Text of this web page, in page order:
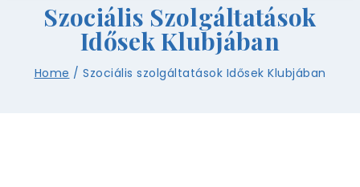
Szociális Szolgáltatások
Idősek Klubjában
Home / Szociális szolgáltatások Idősek Klubjában